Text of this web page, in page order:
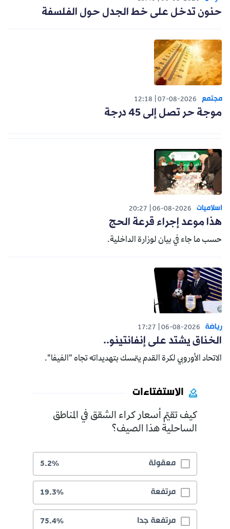
حنون تدخل على خط الجدل حول الفلسفة
مجتمع 07-08-2026
12:18
موجة حر تصل إلى 45 درجة
اسلاميات 06-08-2026
20:27
هذا موعد إجراء قرعة الحج
حسب ما جاء في بيان لوزارة الداخلية.
رياضة 06-08-2026
17:27
الخناق يشتد على إنفانتينو..
الاتحاد الأوروبي لكرة القدم يتمسك بتهديداته تجاه "الفيفا".
الاستفتاءات
كيف تقيّم أسعار كراء الشقق في المناطق
الساحلية هذا الصيف؟
معقولة 5.2%
مرتفعة 19.3%
مرتفعة جدا 75.4%